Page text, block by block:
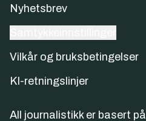
Nyhetsbrev
Vilkår og bruksbetingelser
KI-retningslinjer
All journalistikk er basert på